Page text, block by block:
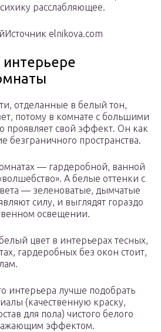
расслабляющее.
elnikova.com
отделанные в белый тон,
потому в комнате с большими
проявляет свой эффект. Он как
безграничного пространства.
— гардеробной, ванной
А белые оттенки с
— зеленоватые, дымчатые
силу, и выглядят гораздо
освещении.
цвет в интерьерах тесных,
гардеробных без окон стоит,
интерьера лучше подобрать
(качественную краску,
для пола) чистого белого
эффектом.